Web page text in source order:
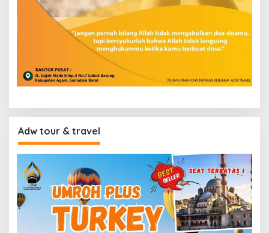
Adw tour & travel